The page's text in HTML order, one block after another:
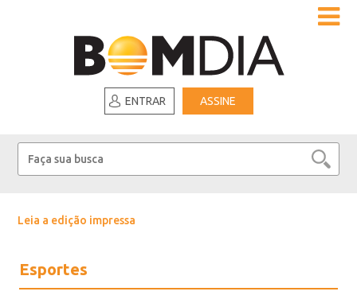
ENTRAR ASSINE
Leia a edição impressa
Esportes